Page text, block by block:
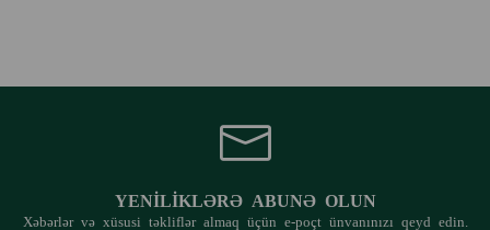
YENILIKLƏRƏ ABUNƏ OLUN
Xəbərlər və xüsusi təkliflər almaq üçün e-poçt ünvanınızı qeyd edin.